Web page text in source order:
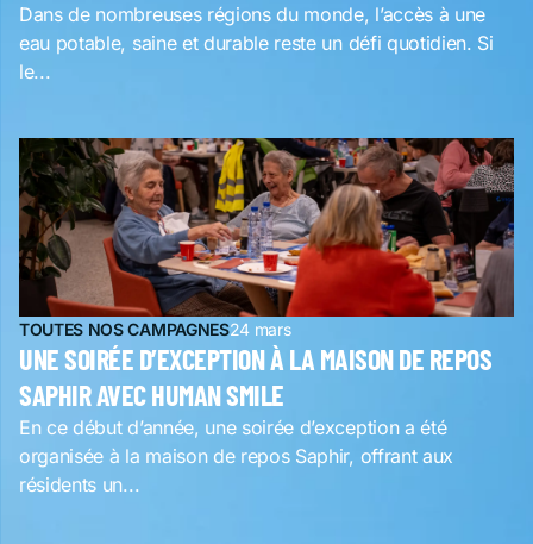
Dans de nombreuses régions du monde, l’accès à une
eau potable, saine et durable reste un défi quotidien. Si
le...
TOUTES NOS CAMPAGNES24 mars
UNE SOIRÉE D’EXCEPTION À LA MAISON DE REPOS
SAPHIR AVEC HUMAN SMILE
En ce début d’année, une soirée d’exception a été
organisée à la maison de repos Saphir, offrant aux
résidents un...